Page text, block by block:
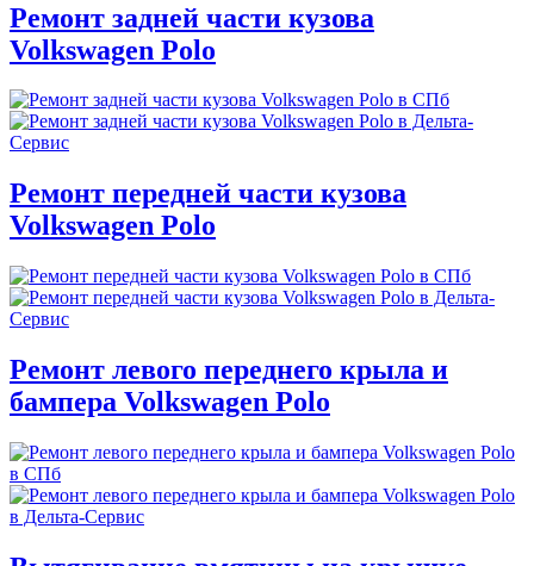
Ремонт задней части кузова
Volkswagen Polo
Ремонт передней части кузова
Volkswagen Polo
Ремонт левого переднего крыла и
бампера Volkswagen Polo